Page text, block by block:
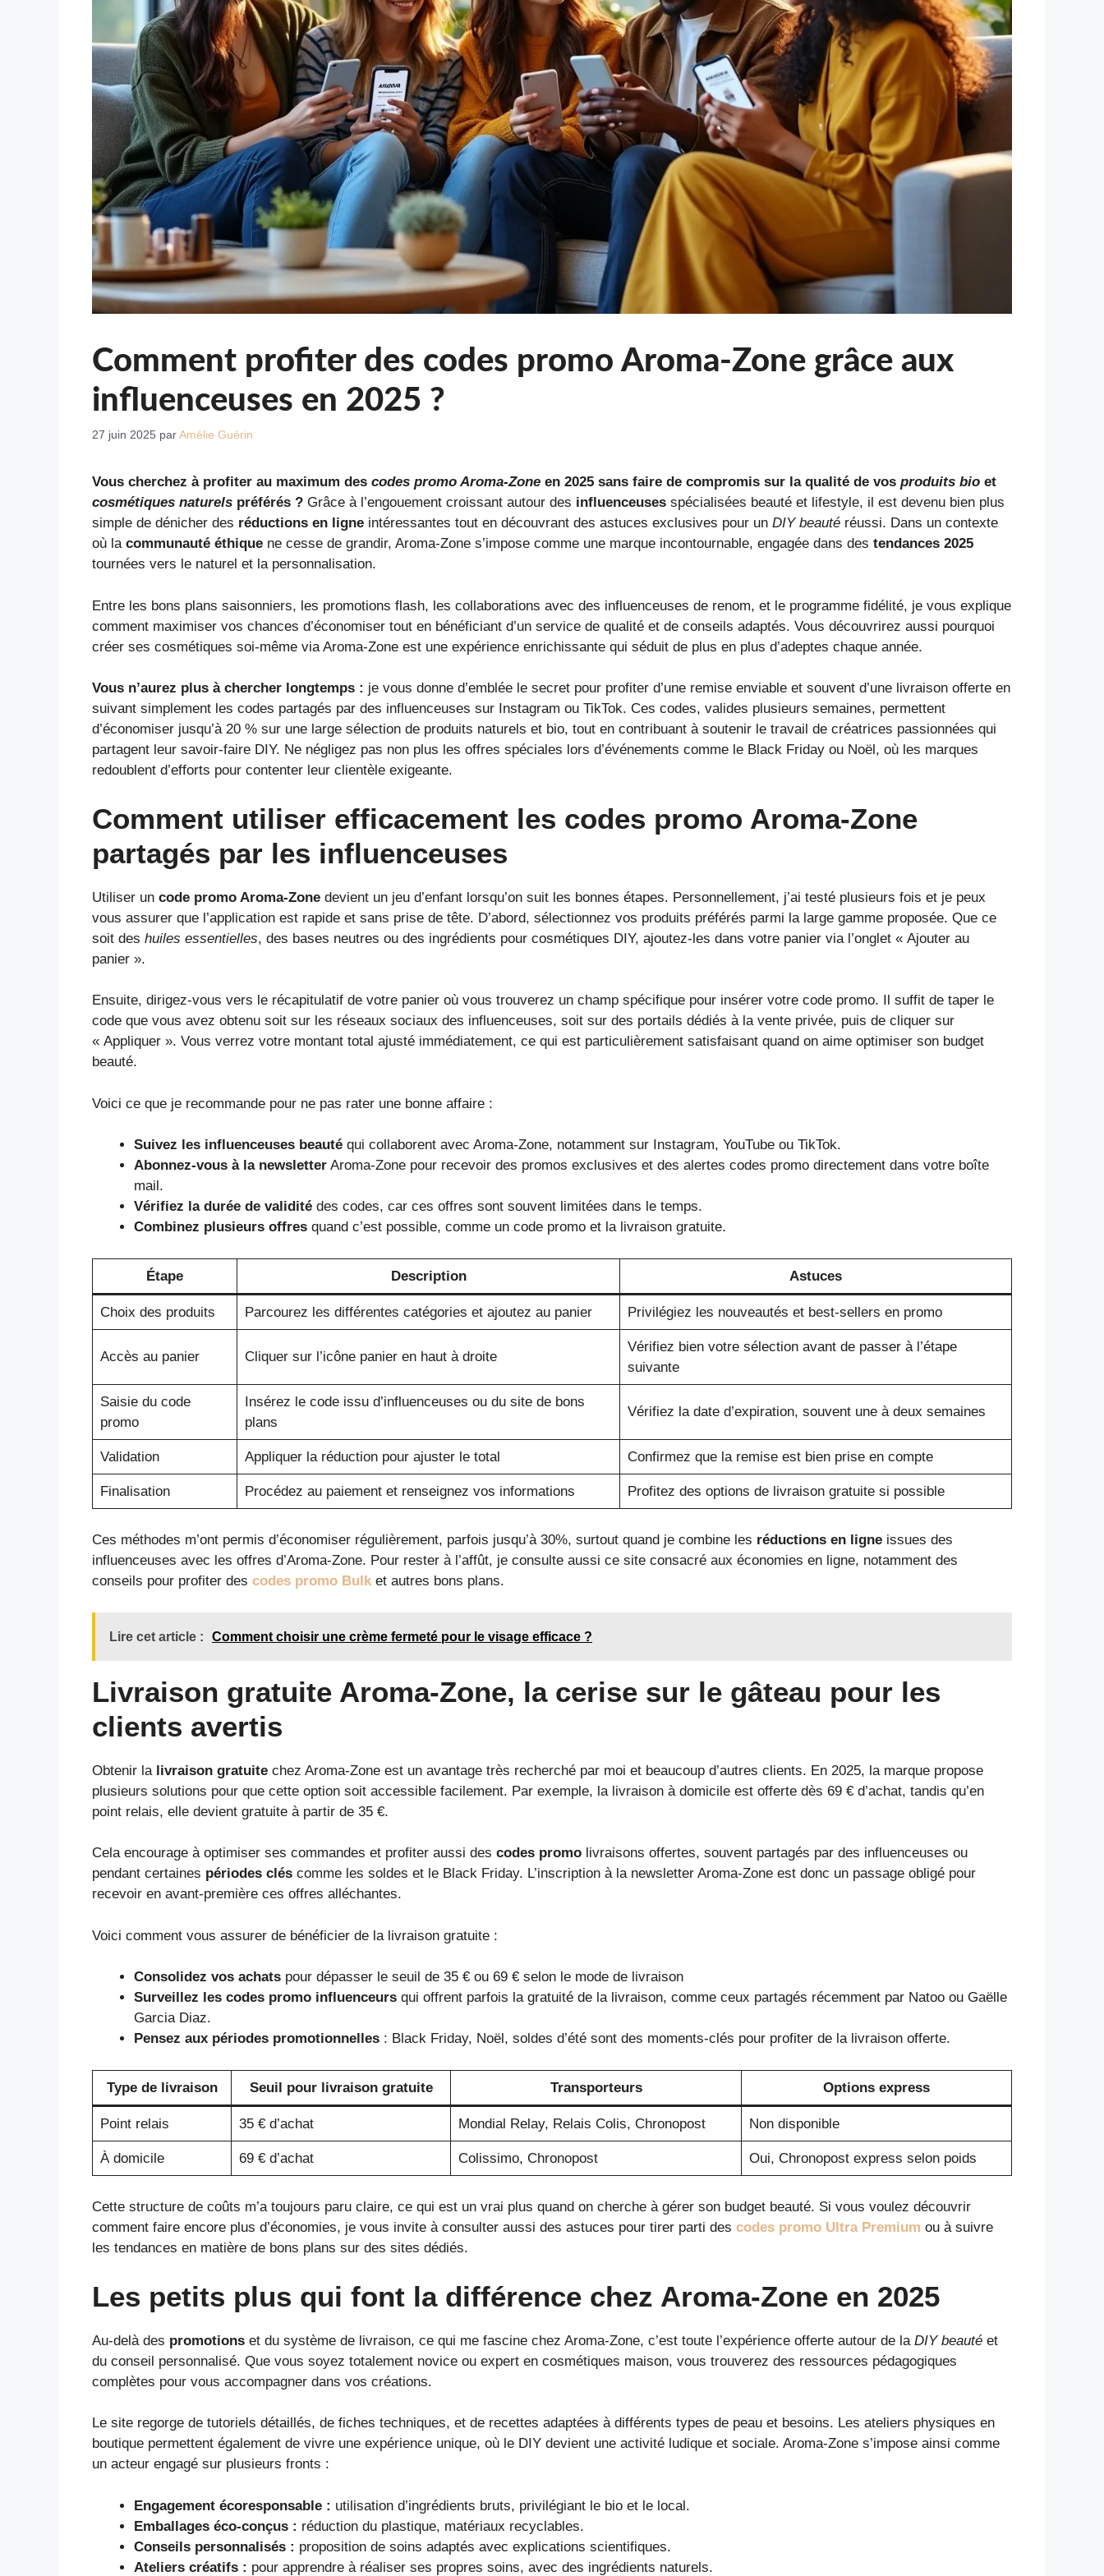
Comment profiter des codes promo Aroma-Zone grâce aux
influenceuses en 2025 ?
27 juin 2025 parAmélie Guérin
Vous cherchez à profiter au maximum des codes promo Aroma-Zone en 2025 sans faire de compromis sur la qualité de vos produits bio et
cosmétiques naturels préférés ? Grâce à l’engouement croissant autour des influenceuses spécialisées beauté et lifestyle, il est devenu bien plus
simple de dénicher des réductions en ligne intéressantes tout en découvrant des astuces exclusives pour un DIY beauté réussi. Dans un contexte
où la communauté éthique ne cesse de grandir, Aroma-Zone s’impose comme une marque incontournable, engagée dans des tendances 2025
tournées vers le naturel et la personnalisation.
Entre les bons plans saisonniers, les promotions flash, les collaborations avec des influenceuses de renom, et le programme fidélité, je vous explique
comment maximiser vos chances d’économiser tout en bénéficiant d’un service de qualité et de conseils adaptés. Vous découvrirez aussi pourquoi
créer ses cosmétiques soi-même via Aroma-Zone est une expérience enrichissante qui séduit de plus en plus d’adeptes chaque année.
Vous n’aurez plus à chercher longtemps : je vous donne d’emblée le secret pour profiter d’une remise enviable et souvent d’une livraison offerte en
suivant simplement les codes partagés par des influenceuses sur Instagram ou TikTok. Ces codes, valides plusieurs semaines, permettent
d’économiser jusqu’à 20 % sur une large sélection de produits naturels et bio, tout en contribuant à soutenir le travail de créatrices passionnées qui
partagent leur savoir-faire DIY. Ne négligez pas non plus les offres spéciales lors d’événements comme le Black Friday ou Noël, où les marques
redoublent d’efforts pour contenter leur clientèle exigeante.
Comment utiliser efficacement les codes promo Aroma-Zone
partagés par les influenceuses
Utiliser un code promo Aroma-Zone devient un jeu d’enfant lorsqu’on suit les bonnes étapes. Personnellement, j’ai testé plusieurs fois et je peux
vous assurer que l’application est rapide et sans prise de tête. D’abord, sélectionnez vos produits préférés parmi la large gamme proposée. Que ce
soit des huiles essentielles, des bases neutres ou des ingrédients pour cosmétiques DIY, ajoutez-les dans votre panier via l’onglet « Ajouter au
panier ».
Ensuite, dirigez-vous vers le récapitulatif de votre panier où vous trouverez un champ spécifique pour insérer votre code promo. Il suffit de taper le
code que vous avez obtenu soit sur les réseaux sociaux des influenceuses, soit sur des portails dédiés à la vente privée, puis de cliquer sur
« Appliquer ». Vous verrez votre montant total ajusté immédiatement, ce qui est particulièrement satisfaisant quand on aime optimiser son budget
beauté.
Voici ce que je recommande pour ne pas rater une bonne affaire :
Suivez les influenceuses beauté qui collaborent avec Aroma-Zone, notamment sur Instagram, YouTube ou TikTok.
Abonnez-vous à la newsletter Aroma-Zone pour recevoir des promos exclusives et des alertes codes promo directement dans votre boîte
mail.
Vérifiez la durée de validité des codes, car ces offres sont souvent limitées dans le temps.
Combinez plusieurs offres quand c’est possible, comme un code promo et la livraison gratuite.
Étape Description Astuces
Choix des produits Parcourez les différentes catégories et ajoutez au panier Privilégiez les nouveautés et best-sellers en promo
Accès au panier Cliquer sur l’icône panier en haut à droite
Vérifiez bien votre sélection avant de passer à l’étape
suivante
Saisie du code
promo
Insérez le code issu d’influenceuses ou du site de bons
plans
Vérifiez la date d’expiration, souvent une à deux semaines
Validation Appliquer la réduction pour ajuster le total Confirmez que la remise est bien prise en compte
Finalisation Procédez au paiement et renseignez vos informations Profitez des options de livraison gratuite si possible
Ces méthodes m’ont permis d’économiser régulièrement, parfois jusqu’à 30%, surtout quand je combine les réductions en ligne issues des
influenceuses avec les offres d’Aroma-Zone. Pour rester à l’affût, je consulte aussi ce site consacré aux économies en ligne, notamment des
conseils pour profiter des codes promo Bulk et autres bons plans.
Lire cet article : Comment choisir une crème fermeté pour le visage efficace ?
Livraison gratuite Aroma-Zone, la cerise sur le gâteau pour les
clients avertis
Obtenir la livraison gratuite chez Aroma-Zone est un avantage très recherché par moi et beaucoup d’autres clients. En 2025, la marque propose
plusieurs solutions pour que cette option soit accessible facilement. Par exemple, la livraison à domicile est offerte dès 69 € d’achat, tandis qu’en
point relais, elle devient gratuite à partir de 35 €.
Cela encourage à optimiser ses commandes et profiter aussi des codes promo livraisons offertes, souvent partagés par des influenceuses ou
pendant certaines périodes clés comme les soldes et le Black Friday. L’inscription à la newsletter Aroma-Zone est donc un passage obligé pour
recevoir en avant-première ces offres alléchantes.
Voici comment vous assurer de bénéficier de la livraison gratuite :
Consolidez vos achats pour dépasser le seuil de 35 € ou 69 € selon le mode de livraison
Surveillez les codes promo influenceurs qui offrent parfois la gratuité de la livraison, comme ceux partagés récemment par Natoo ou Gaëlle
Garcia Diaz.
Pensez aux périodes promotionnelles : Black Friday, Noël, soldes d’été sont des moments-clés pour profiter de la livraison offerte.
Type de livraison Seuil pour livraison gratuite Transporteurs Options express
Point relais 35 € d’achat Mondial Relay, Relais Colis, Chronopost Non disponible
À domicile 69 € d’achat Colissimo, Chronopost Oui, Chronopost express selon poids
Cette structure de coûts m’a toujours paru claire, ce qui est un vrai plus quand on cherche à gérer son budget beauté. Si vous voulez découvrir
comment faire encore plus d’économies, je vous invite à consulter aussi des astuces pour tirer parti des codes promo Ultra Premium ou à suivre
les tendances en matière de bons plans sur des sites dédiés.
Les petits plus qui font la différence chez Aroma-Zone en 2025
Au-delà des promotions et du système de livraison, ce qui me fascine chez Aroma-Zone, c’est toute l’expérience offerte autour de la DIY beauté et
du conseil personnalisé. Que vous soyez totalement novice ou expert en cosmétiques maison, vous trouverez des ressources pédagogiques
complètes pour vous accompagner dans vos créations.
Le site regorge de tutoriels détaillés, de fiches techniques, et de recettes adaptées à différents types de peau et besoins. Les ateliers physiques en
boutique permettent également de vivre une expérience unique, où le DIY devient une activité ludique et sociale. Aroma-Zone s’impose ainsi comme
un acteur engagé sur plusieurs fronts :
Engagement écoresponsable : utilisation d’ingrédients bruts, privilégiant le bio et le local.
Emballages éco-conçus : réduction du plastique, matériaux recyclables.
Conseils personnalisés : proposition de soins adaptés avec explications scientifiques.
Ateliers créatifs : pour apprendre à réaliser ses propres soins, avec des ingrédients naturels.